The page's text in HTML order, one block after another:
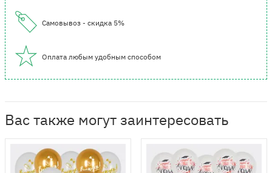
Самовывоз - скидка 5%
Оплата любым удобным способом
Вас также могут заинтересовать